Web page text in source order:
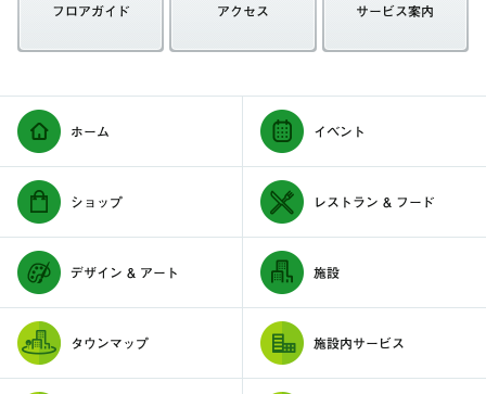
フロアガイド アクセス サービス案内
ホーム イベント
ショップ レストラン & フード
デザイン & アート 施設
タウンマップ 施設内サービス